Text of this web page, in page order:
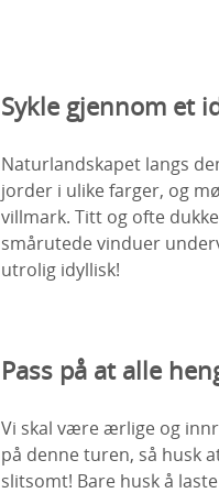
Sykle gjennom et
Naturlandskapet langs
jorder i ulike farger, og
villmark. Titt og ofte
smårutede vinduer
utrolig idyllisk!
Pass på at alle
Vi skal være ærlige og
på denne turen, så husk
slitsomt! Bare husk å